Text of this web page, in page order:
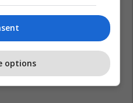
Shëndetësia Në Maqedoni
options